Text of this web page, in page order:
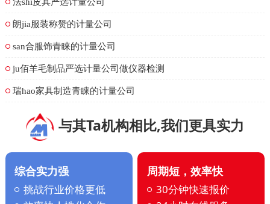
朗jia服装称赞的计量公司
san合服饰青睐的计量公司
ju佰羊毛制品严选计量公司做仪器检测
瑞hao家具制造青睐的计量公司
与其Ta机构相比,我们更具实力
综合实力强
挑战行业价格更低
周期短，效率快
30分钟快速报价